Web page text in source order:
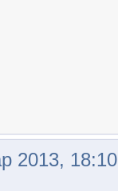
2013, 18:10